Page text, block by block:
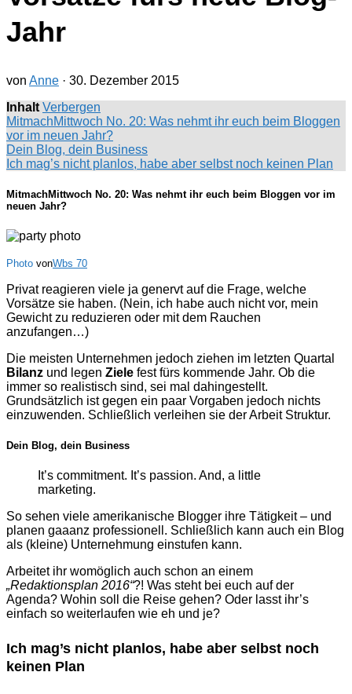
Jahr
von Anne · 30. Dezember 2015
Inhalt Verbergen
MitmachMittwoch No. 20: Was nehmt ihr euch beim Bloggen
vor im neuen Jahr?
Dein Blog, dein Business
Ich mag’s nicht planlos, habe aber selbst noch keinen Plan
MitmachMittwoch No. 20: Was nehmt ihr euch beim Bloggen vor im
neuen Jahr?
Photo vonWbs 70
Privat reagieren viele ja genervt auf die Frage, welche
Vorsätze sie haben. (Nein, ich habe auch nicht vor, mein
Gewicht zu reduzieren oder mit dem Rauchen
anzufangen…)
Die meisten Unternehmen jedoch ziehen im letzten Quartal
Bilanz und legen Ziele fest fürs kommende Jahr. Ob die
immer so realistisch sind, sei mal dahingestellt.
Grundsätzlich ist gegen ein paar Vorgaben jedoch nichts
einzuwenden. Schließlich verleihen sie der Arbeit Struktur.
Dein Blog, dein Business
It’s commitment. It’s passion. And, a little
marketing.
So sehen viele amerikanische Blogger ihre Tätigkeit – und
planen gaaanz professionell. Schließlich kann auch ein Blog
als (kleine) Unternehmung einstufen kann.
Arbeitet ihr womöglich auch schon an einem
„Redaktionsplan 2016“?! Was steht bei euch auf der
Agenda? Wohin soll die Reise gehen? Oder lasst ihr’s
einfach so weiterlaufen wie eh und je?
Ich mag’s nicht planlos, habe aber selbst noch
keinen Plan